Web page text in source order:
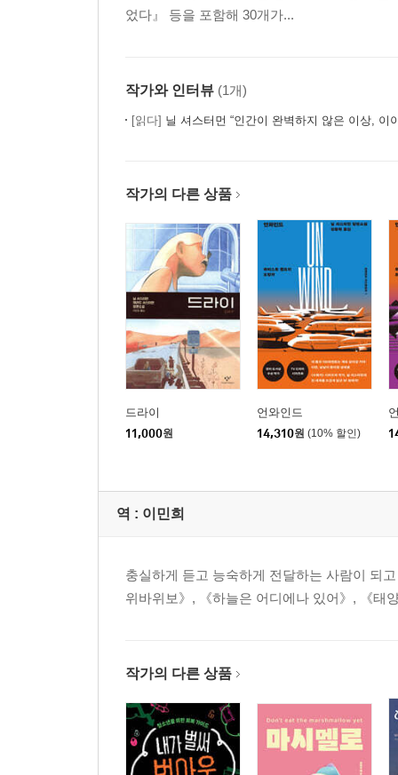
었다』 등을 포함해 30개가...
작가와 인터뷰 (1개)
[읽다] 닐 셔스터먼 “인간이 완벽하지 않은 이상, 이야기에
작가의 다른 상품
드라이
11,000원
언와인드
14,310원 (10% 할인)
역 : 이민희
충실하게 듣고 능숙하게 전달하는 사람이 되
위바위보》, 《하늘은 어디에나 있어》, 《태
작가의 다른 상품